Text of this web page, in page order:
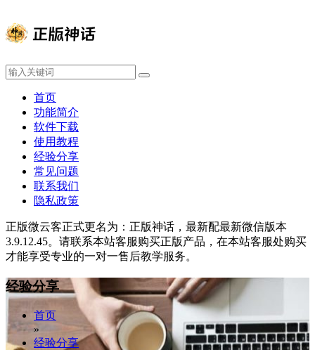
首页
功能简介
软件下载
使用教程
经验分享
常见问题
联系我们
隐私政策
正版微云客正式更名为：正版神话，最新配最新微信版本
3.9.12.45。请联系本站客服购买正版产品，在本站客服处购买
才能享受专业的一对一售后教学服务。
经验分享
首页
»
经验分享